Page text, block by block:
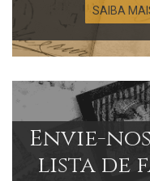
SAIBA
Envie-
lista de